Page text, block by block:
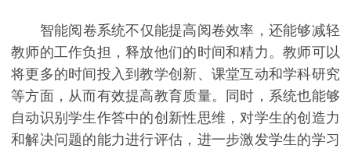
智能阅卷系统不仅能提高阅卷效率，还能够减轻
教师的工作负担，释放他们的时间和精力。教师可以
将更多的时间投入到教学创新、课堂互动和学科研究
等方面，从而有效提高教育质量。同时，系统也能够
自动识别学生作答中的创新性思维，对学生的创造力
和解决问题的能力进行评估，进一步激发学生的学习